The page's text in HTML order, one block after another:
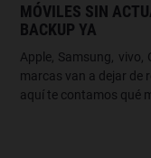
MÓVILES SIN
BACKUP YA
Apple, Samsung, vivo,
marcas van a dejar de
aquí te contamos qué